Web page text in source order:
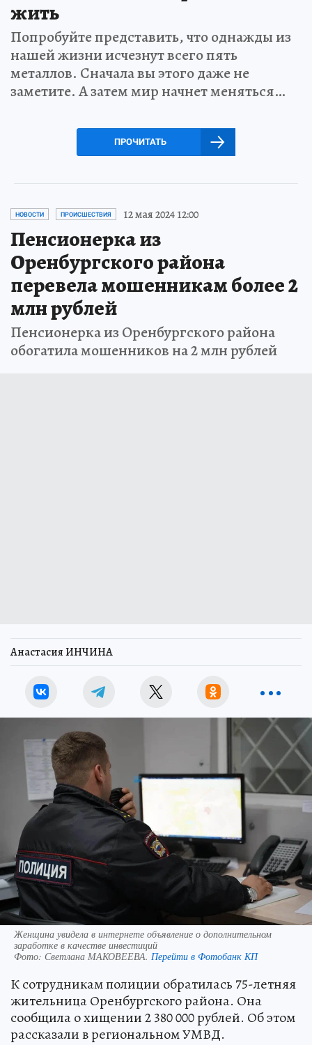
жить
Попробуйте представить, что однажды из
нашей жизни исчезнут всего пять
металлов. Сначала вы этого даже не
заметите. А затем мир начнет меняться…
ПРОЧИТАТЬ
НОВОСТИ ПРОИСШЕСТВИЯ 12 мая 2024 12:00
Пенсионерка из
Оренбургского района
перевела мошенникам более 2
млн рублей
Пенсионерка из Оренбургского района
обогатила мошенников на 2 млн рублей
Анастасия ИНЧИНА
Женщина увидела в интернете объявление о дополнительном
заработке в качестве инвестиций
Фото: Светлана МАКОВЕЕВА. Перейти в Фотобанк КП
К сотрудникам полиции обратилась 75-летняя
жительница Оренбургского района. Она
сообщила о хищении 2 380 000 рублей. Об этом
рассказали в региональном УМВД.